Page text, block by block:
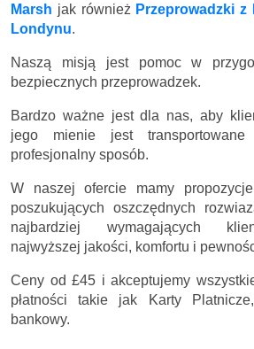
Marsh jak również Przeprowadzki
Londynu.
Naszą misją jest pomoc w
bezpiecznych przeprowadzek.
Bardzo ważne jest dla nas, aby
jego mienie jest
profesjonalny sposób.
W naszej ofercie mamy
poszukujących oszczędnych
najbardziej wymagających
najwyższej jakości, komfortu i
Ceny od £45 i akceptujemy
płatności takie jak Karty
bankowy.